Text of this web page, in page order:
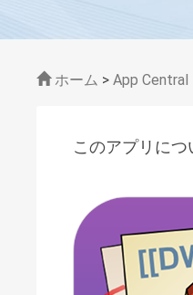
ホーム > App Central
このアプリにつ